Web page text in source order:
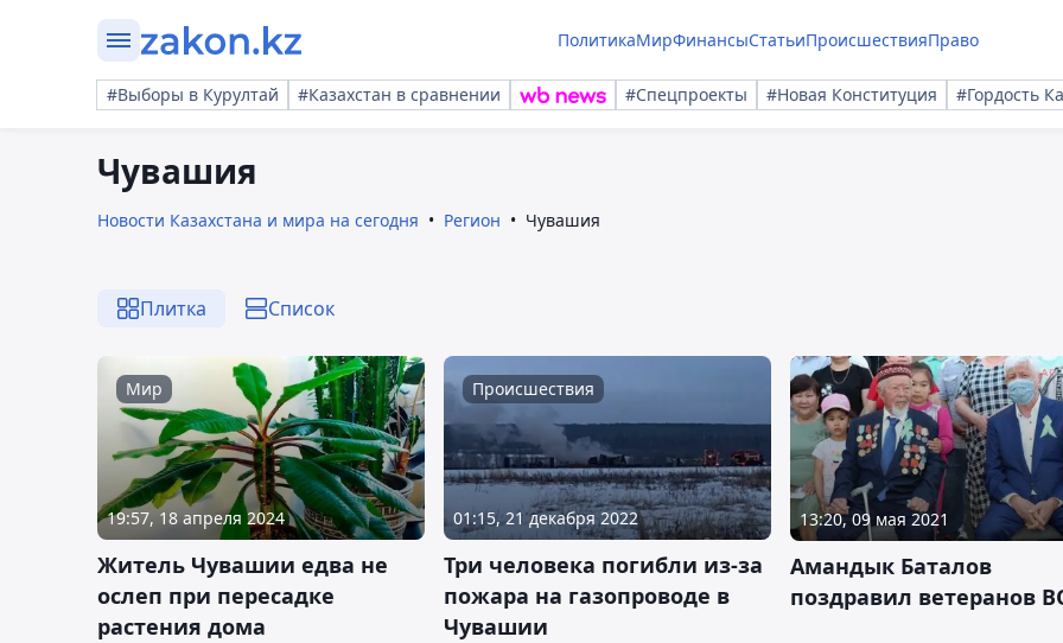
ПолитикаМирФинансыСтатьиПроисшествияПраво
#Выборы в Курултай #Казахстан в сравнении #Спецпроекты #Новая Конституция #Гордость
Чувашия
Новости Казахстана и мира на сегодня Регион Чувашия
Плитка Список
Мир
19:57, 18 апреля 2024
Житель Чувашии едва не
ослеп при пересадке
растения дома
Происшествия
01:15, 21 декабря 2022
Три человека погибли из-за
пожара на газопроводе в
Чувашии
13:20, 09 мая 2021
Амандык Баталов
поздравил ветеранов